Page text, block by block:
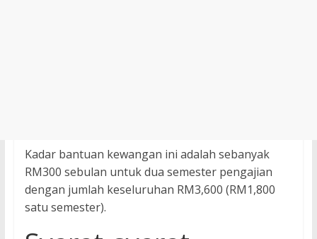
Kadar bantuan kewangan ini adalah sebanyak
RM300 sebulan untuk dua semester pengajian
dengan jumlah keseluruhan RM3,600 (RM1,800
satu semester).